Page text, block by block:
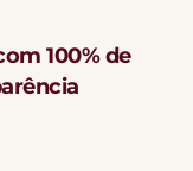
100% de